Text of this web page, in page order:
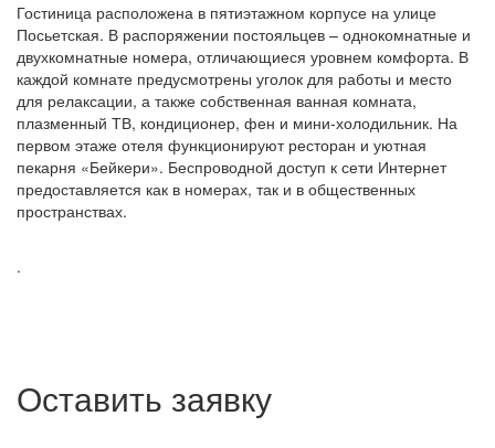
Гостиница расположена в пятиэтажном корпусе на улице
Посьетская. В распоряжении постояльцев – однокомнатные и
двухкомнатные номера, отличающиеся уровнем комфорта. В
каждой комнате предусмотрены уголок для работы и место
для релаксации, а также собственная ванная комната,
плазменный ТВ, кондиционер, фен и мини-холодильник. На
первом этаже отеля функционируют ресторан и уютная
пекарня «Бейкери». Беспроводной доступ к сети Интернет
предоставляется как в номерах, так и в общественных
пространствах.
.
Оставить заявку